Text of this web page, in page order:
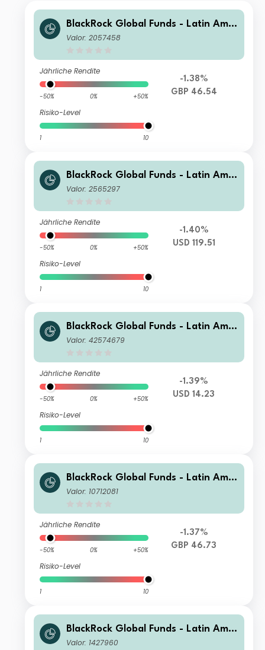
BlackRock Global Funds - Latin Amer
ican Fund A4
Valor: 2057458
Jährliche Rendite
-50% 0% +50%
Risiko-Level
1 10
-1.38%
GBP 46.54
BlackRock Global Funds - Latin Amer
ican Fund J2
Valor: 2565297
Jährliche Rendite
-50% 0% +50%
Risiko-Level
1 10
-1.40%
USD 119.51
BlackRock Global Funds - Latin Amer
ican Fund I2
Valor: 42574679
Jährliche Rendite
-50% 0% +50%
Risiko-Level
1 10
-1.39%
USD 14.23
BlackRock Global Funds - Latin Amer
ican Fund X4
Valor: 10712081
Jährliche Rendite
-50% 0% +50%
Risiko-Level
1 10
-1.37%
GBP 46.73
BlackRock Global Funds - Latin Amer
ican Fund E2
Valor: 1427960